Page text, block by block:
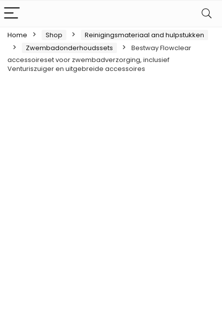
Home Shop
Reinigingsmateriaal and hulpstukken
Zwembadonderhoudssets
Bestway Flowclear
accessoireset voor zwembadverzorging, inclusief
Venturiszuiger en uitgebreide accessoires